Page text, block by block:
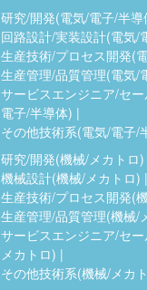
研究/開発(電気/電子/半導
回路設計/実装設計(電気/
生産技術/プロセス開発(
生産管理/品質管理(電気/
サービスエンジニア/セ
電子/半導体)
その他技術系(電気/電子/
研究/開発(機械/メカトロ)
機械設計(機械/メカトロ)
生産技術/プロセス開発(
生産管理/品質管理(機械/
サービスエンジニア/セ
メカトロ)
その他技術系(機械/メカ